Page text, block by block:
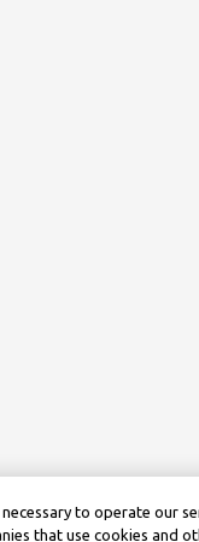
to operate our
that use cookies and